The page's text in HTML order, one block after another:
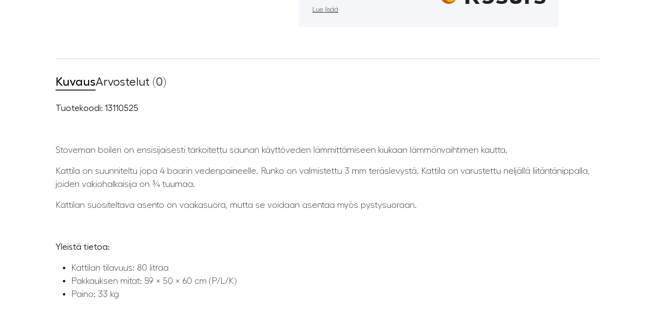
Lue lisää
KuvausArvostelut (0)
Tuotekoodi: 13110525
Stoveman boileri on ensisijaisesti tarkoitettu saunan käyttöveden lämmittämiseen kiukaan lämmönvaihtimen kautta.
Kattila on suunniteltu jopa 4 baarin vedenpaineelle. Runko on valmistettu 3 mm teräslevystä. Kattila on varustettu neljällä liitäntänippalla,
joiden vakiohalkaisija on ¾ tuumaa.
Kattilan suositeltava asento on vaakasuora, mutta se voidaan asentaa myös pystysuoraan.
Yleistä tietoa:
Kattilan tilavuus: 80 litraa
Pakkauksen mitat: 59 × 50 × 60 cm (P/L/K)
Paino: 33 kg